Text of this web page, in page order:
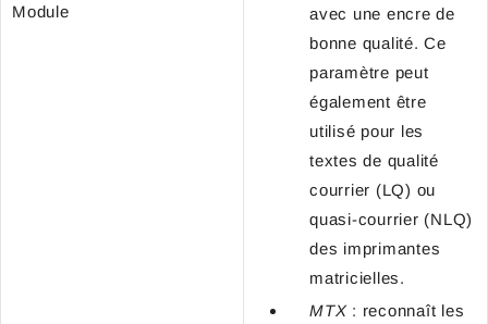
Module
avec une encre de
bonne qualité. Ce
paramètre peut
également être
utilisé pour les
textes de qualité
courrier (LQ) ou
quasi-courrier (NLQ)
des imprimantes
matricielles.
MTX : reconnaît les